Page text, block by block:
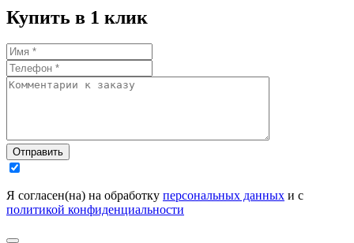
Купить в 1 клик
Отправить
Я согласен(на) на обработку персональных данных и с
политикой конфиденциальности